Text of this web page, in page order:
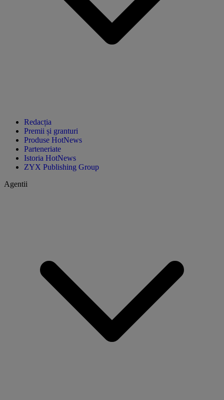
Redacția
Premii și granturi
Produse HotNews
Parteneriate
Istoria HotNews
ZYX Publishing Group
Agentii